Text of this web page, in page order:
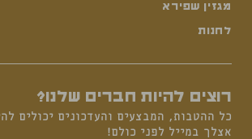
מגזין שפירא
לחנות
רוצים להיות חברים שלנו?
כל ההטבות, המבצעים והעדכונים יכולים
אצלך במייל לפני כולם!